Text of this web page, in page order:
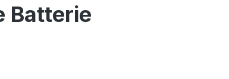
Batterie